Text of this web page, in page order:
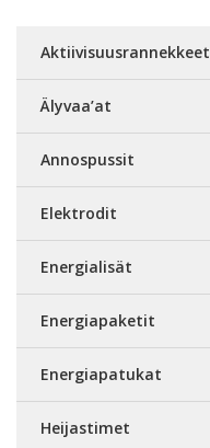
Aktiivisuusrannekkeet
Älyvaa’at
Annospussit
Elektrodit
Energialisät
Energiapaketit
Energiapatukat
Heijastimet